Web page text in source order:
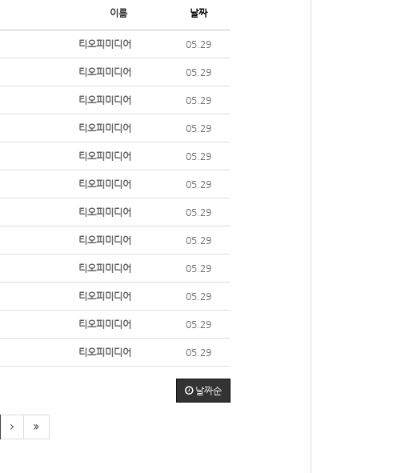
이름 날짜
티오피미디어 05.29
티오피미디어 05.29
티오피미디어 05.29
티오피미디어 05.29
티오피미디어 05.29
티오피미디어 05.29
티오피미디어 05.29
티오피미디어 05.29
티오피미디어 05.29
티오피미디어 05.29
티오피미디어 05.29
티오피미디어 05.29
날짜순